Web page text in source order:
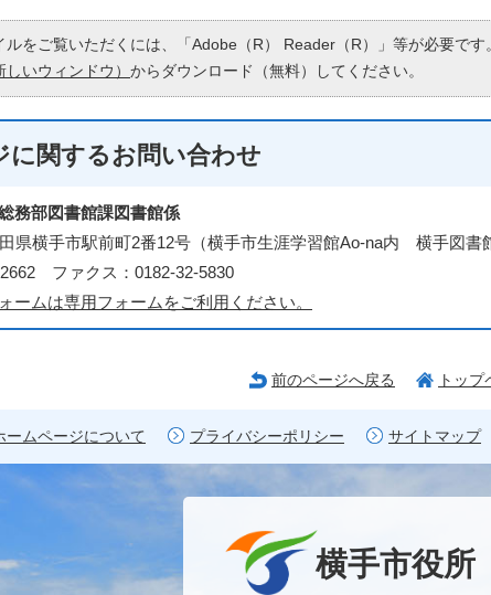
ルをご覧いただくには、「Adobe（R） Reader（R）」等が必要です
いウィンドウ） からダウンロード（無料）してください。
に関するお問い合わせ
務部図書館課図書館係
県横手市駅前町2番12号（横手市生涯学習館Ao-na内 横手図書
ファクス：0182-32-5830
ームは専用フォームをご利用ください。
前のページへ戻る トップ
ームページについて プライバシーポリシー サイトマップ
横手市役所